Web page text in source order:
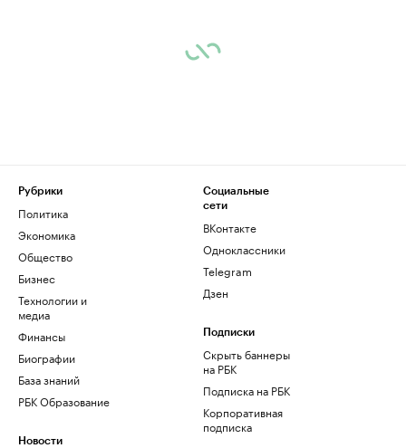
Рубрики
Политика
Экономика
Общество
Бизнес
Технологии и
медиа
Финансы
Биографии
База знаний
РБК Образование
Новости
Социальные
сети
ВКонтакте
Одноклассники
Telegram
Дзен
Подписки
Скрыть баннеры
на РБК
Подписка на РБК
Корпоративная
подписка